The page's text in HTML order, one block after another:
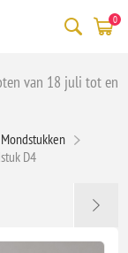
0
van 18 juli tot en
Mondstukken
D4